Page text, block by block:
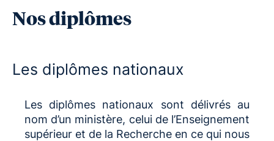
Nos diplômes
Les diplômes nationaux
Les diplômes nationaux sont délivrés au
nom d’un ministère, celui de l’Enseignement
supérieur et de la Recherche en ce qui nous